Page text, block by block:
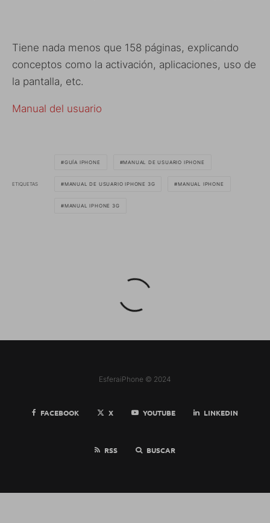
Tiene nada menos que 158 páginas, explicando
conceptos como la activación, aplicaciones, uso de
la pantalla, etc.
Manual del usuario
ETIQUETAS
GUÍA IPHONE MANUAL DE USUARIO IPHONE
MANUAL DE USUARIO IPHONE 3G MANUAL IPHONE
MANUAL IPHONE 3G
EsferaiPhone © 2024
FACEBOOK X YOUTUBE LINKEDIN
RSS BUSCAR